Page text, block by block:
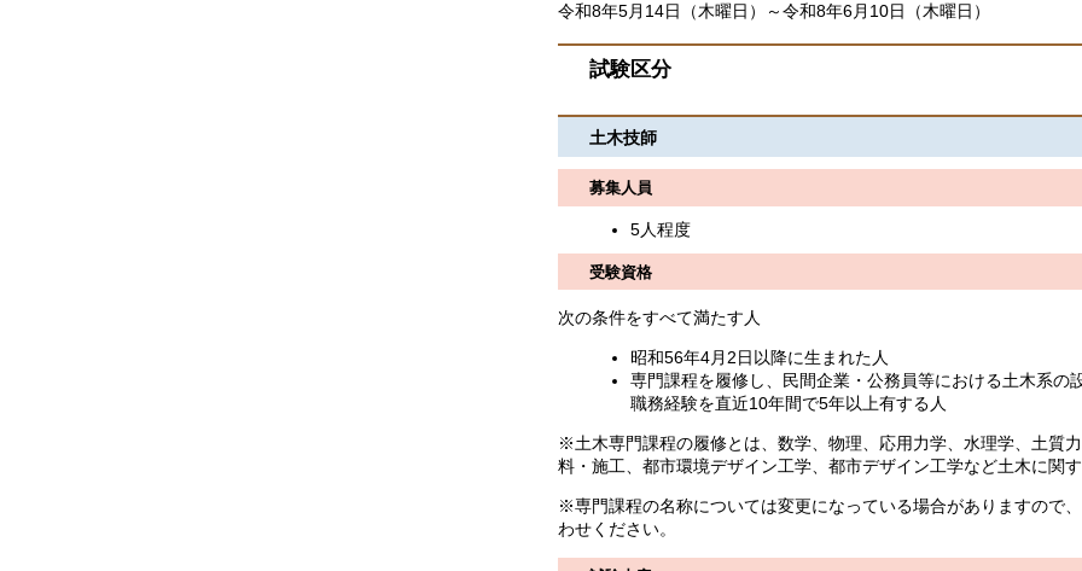
令和8年5月14日（木曜日）～令和8年6月10日（木曜日）
試験区分
土木技師
募集人員
5人程度
受験資格
次の条件をすべて満たす人
昭和56年4月2日以降に生まれた人
専門課程を履修し、民間企業・公務員等における土木系の
職務経験を直近10年間で5年以上有する人
※土木専門課程の履修とは、数学、物理、応用力学、水理学、土質
料・施工、都市環境デザイン工学、都市デザイン工学など土木に関
※専門課程の名称については変更になっている場合がありますので
わせください。